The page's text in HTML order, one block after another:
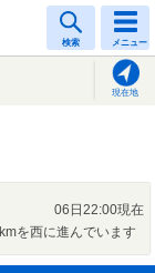
検索 メニュー
現在地
06日22:00現在
を西に進んでいます